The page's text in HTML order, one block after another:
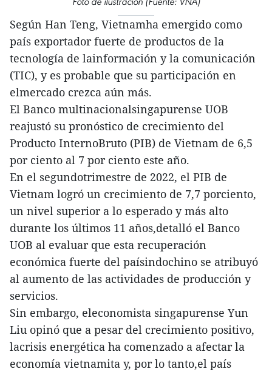
Según Han Teng, Vietnamha emergido como
país exportador fuerte de productos de la
tecnología de lainformación y la comunicación
(TIC), y es probable que su participación en
elmercado crezca aún más.
El Banco multinacionalsingapurense UOB
reajustó su pronóstico de crecimiento del
Producto InternoBruto (PIB) de Vietnam de 6,5
por ciento al 7 por ciento este año.
En el segundotrimestre de 2022, el PIB de
Vietnam logró un crecimiento de 7,7 porciento,
un nivel superior a lo esperado y más alto
durante los últimos 11 años,detalló el Banco
UOB al evaluar que esta recuperación
económica fuerte del paísindochino se atribuyó
al aumento de las actividades de producción y
servicios.
Sin embargo, eleconomista singapurense Yun
Liu opinó que a pesar del crecimiento positivo,
lacrisis energética ha comenzado a afectar la
economía vietnamita y, por lo tanto,el país